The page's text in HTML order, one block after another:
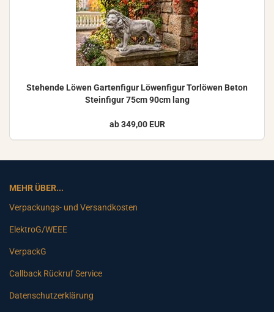
Ste­hen­de Löwen Gar­ten­fi­gur Lö­wen­fi­gur Tor­lö­wen Beton
Stein­fi­gur 75cm 90cm lang
ab 349,00 EUR
MEHR ÜBER...
Verpackungs- und Versandkosten
ElektroG/WEEE
VerpackG
Callback Rückruf Service
Datenschutzerklärung